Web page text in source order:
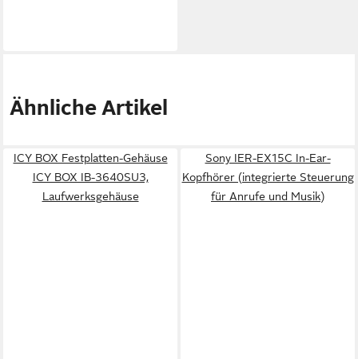
Ähnliche Artikel
ICY BOX Festplatten-Gehäuse
ICY BOX IB-3640SU3,
Laufwerksgehäuse
Sony IER-EX15C In-Ear-
Kopfhörer (integrierte Steuerung
für Anrufe und Musik)